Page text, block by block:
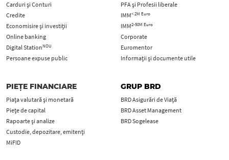
Carduri şi Conturi
Credite
Economisire și investiții
Online banking
Digital StationNOU
Persoane expuse public
PFA şi Profesii liberale
IMM< 2M Euro
IMM2-50M Euro
Corporate
Euromentor
Informații și documente utile
PIEȚE FINANCIARE
Piața valutară și monetară
Piețe de capital
Rapoarte și analize
Custodie, depozitare, emitenți
MiFID
GRUP BRD
BRD Asigurări de Viață
BRD Asset Management
BRD Sogelease